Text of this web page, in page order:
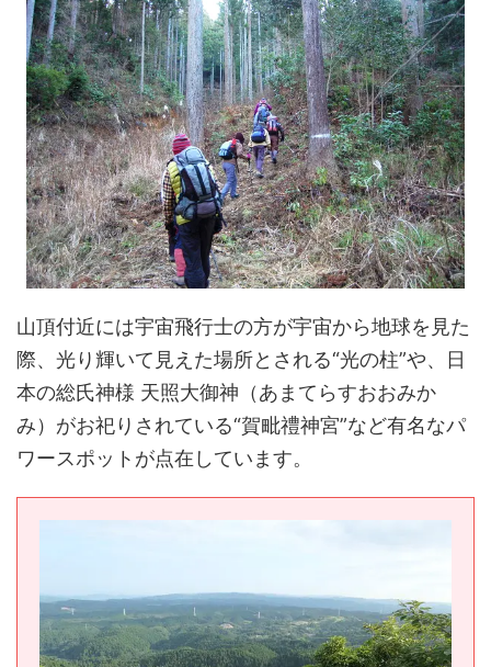
山頂付近には宇宙飛行士の方が宇宙から地球を見た
際、光り輝いて見えた場所とされる“光の柱”や、日
本の総氏神様 天照大御神（あまてらすおおみか
み）がお祀りされている“賀毗禮神宮”など有名なパ
ワースポットが点在しています。